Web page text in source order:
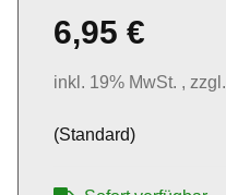
6,95 €
inkl. 19% MwSt. , zzgl.
(Standard)